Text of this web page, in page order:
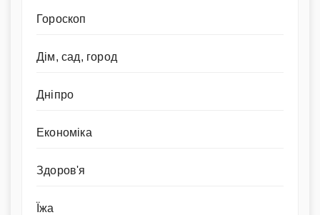
Гороскоп
Дім, сад, город
Дніпро
Економіка
Здоров'я
Їжа